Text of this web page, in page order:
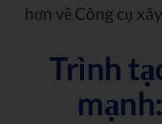
hơn về Công cụ
Trình